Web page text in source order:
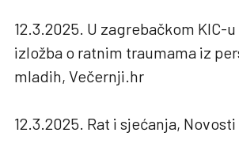
12.3.2025. U zagrebačkom KIC-
izložba o ratnim traumama iz
mladih, Večernji.hr
12.3.2025. Rat i sjećanja, Novosti